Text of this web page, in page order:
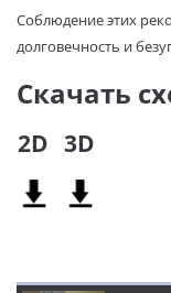
Соблюдение этих
долговечность и
Скачать
2D 3D